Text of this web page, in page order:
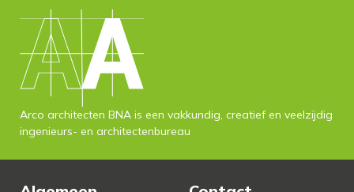
Arco architecten BNA is een vakkundig, creatief en veelzijdig
ingenieurs- en architectenbureau